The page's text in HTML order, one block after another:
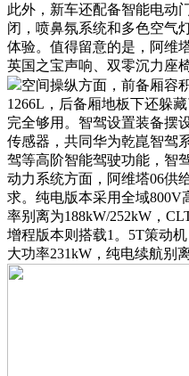
此外，新车还配备智能电动
闭，喷鼻氛系统和多色空气
体验。值得留意的是，阿维
英国之宝声响、双零沉力座
空间操纵方面，前备厢容
1266L，后备厢地板下还躲
完全够用。智驾设置装备摆
传感器，共同华为乾崑智驾
驾等高阶智能驾驶功能，智
动力系统方面，阿维塔06供
求。纯电版本采用全域800V
率别离为188kW/252kW，
增程版本则搭载1。5T策动
大功率231kW，纯电续航别